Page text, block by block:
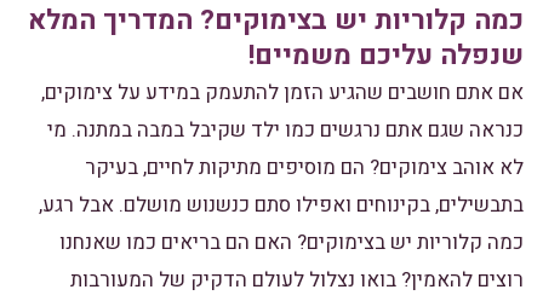
כמה קלוריות יש בצימוקים? המדריך המלא
שנפלה עליכם משמיים!
אם אתם חושבים שהגיע הזמן להתעמק במידע על צימוקים,
כנראה שגם אתם נרגשים כמו ילד שקיבל במבה במתנה. מי
לא אוהב צימוקים? הם מוסיפים מתיקות לחיים, בעיקר
בתבשילים, בקינוחים ואפילו סתם כנשנוש מושלם. אבל רגע,
כמה קלוריות יש בצימוקים? האם הם בריאים כמו שאנחנו
רוצים להאמין? בואו נצלול לעולם הדקיק של המעורבות